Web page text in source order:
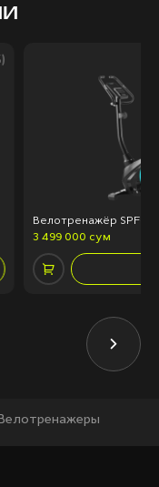
Велотренажёр SPF-
3 499 000 сум
Велотренажеры